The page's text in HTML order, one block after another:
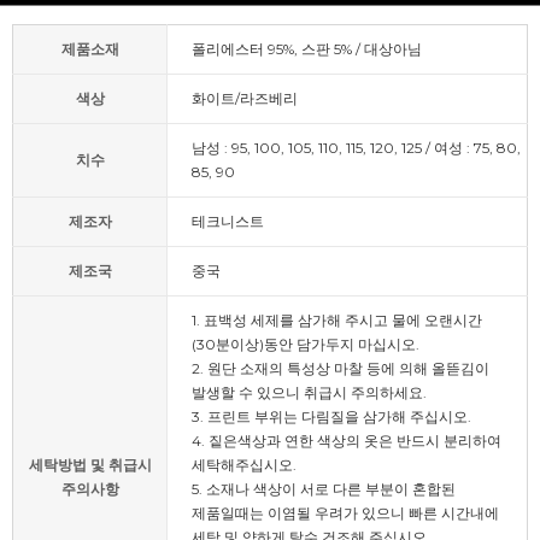
제품소재 폴리에스터 95%, 스판 5% / 대상아님
색상 화이트/라즈베리
치수
남성 : 95, 100, 105, 110, 115, 120, 125 / 여성 : 75, 80,
85, 90
제조자 테크니스트
제조국 중국
세탁방법 및 취급시
주의사항
1. 표백성 세제를 삼가해 주시고 물에 오랜시간
(30분이상)동안 담가두지 마십시오.
2. 원단 소재의 특성상 마찰 등에 의해 올뜯김이
발생할 수 있으니 취급시 주의하세요.
3. 프린트 부위는 다림질을 삼가해 주십시오.
4. 짙은색상과 연한 색상의 옷은 반드시 분리하여
세탁해주십시오.
5. 소재나 색상이 서로 다른 부분이 혼합된
제품일때는 이염될 우려가 있으니 빠른 시간내에